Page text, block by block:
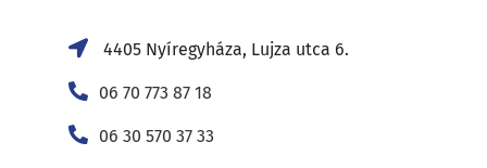
4405 Nyíregyháza, Lujza utca 6.
06 70 773 87 18
06 30 570 37 33